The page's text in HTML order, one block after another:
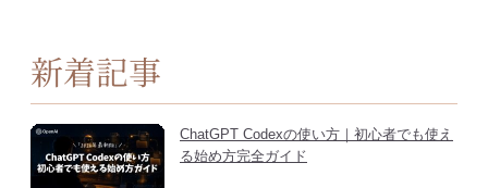
新着記事
ChatGPT Codexの使い方｜初心者でも使え
る始め方完全ガイド